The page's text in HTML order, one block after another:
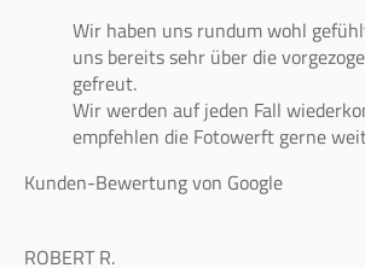
Wir haben uns rundum wohl
uns bereits sehr über die
gefreut.
Wir werden auf jeden Fall
empfehlen die Fotowerft gerne
Kunden-Bewertung von Google
ROBERT R.